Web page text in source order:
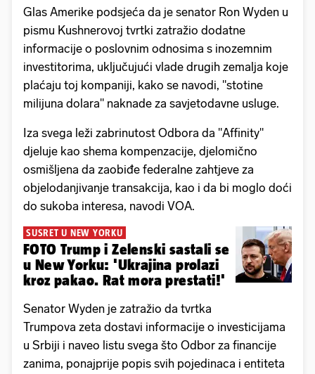
Glas Amerike podsjeća da je senator Ron Wyden u
pismu Kushnerovoj tvrtki zatražio dodatne
informacije o poslovnim odnosima s inozemnim
investitorima, uključujući vlade drugih zemalja koje
plaćaju toj kompaniji, kako se navodi, "stotine
milijuna dolara" naknade za savjetodavne usluge.
Iza svega leži zabrinutost Odbora da "Affinity"
djeluje kao shema kompenzacije, djelomično
osmišljena da zaobiđe federalne zahtjeve za
objelodanjivanje transakcija, kao i da bi moglo doći
do sukoba interesa, navodi VOA.
SUSRET U NEW YORKU
FOTO Trump i Zelenski sastali se
u New Yorku: 'Ukrajina prolazi
kroz pakao. Rat mora prestati!'
Senator Wyden je zatražio da tvrtka
Trumpova zeta dostavi informacije o investicijama
u Srbiji i naveo listu svega što Odbor za financije
zanima, ponajprije popis svih pojedinaca i entiteta